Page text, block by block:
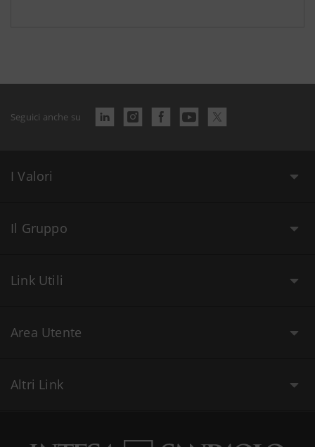
Seguici anche su
I Valori
Il Gruppo
Link Utili
Area Utente
Altri Link